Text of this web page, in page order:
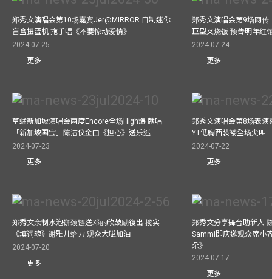
郑秀文演唱会第10场嘉宾Jer@MIRROR 自制迷你
盲盒扭蛋机 拖手唱《不要惊动爱情》
2024-07-25
更多
郑秀文演唱会第9场网传
巨型叉烧饭 预告明年红
2024-07-24
更多
草蜢新加坡演唱会两度Encore全场High爆 献唱
「新加坡国宝」陈洁仪金曲《担心》送乐迷
2024-07-23
更多
郑秀文演唱会第8场表
YT低胸西装褛全场尖叫
2024-07-22
更多
郑秀文亲制水泡饼颈链送邓丽欣鼓励復出 揽实
《填词魂》谢雅儿给力 观众大嗌加油
2024-07-20
更多
郑秀文分享舞台助新人
Sammi即庆邀观众席小
朵》
2024-07-17
更多